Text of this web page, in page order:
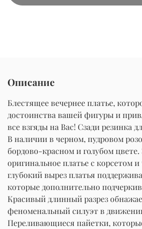
Описание
Блестящее вечернее платье,
достоинства вашей фигуры и
все взгяды на Вас! Сзади резинка
В наличии в черном, пудровом
бордово-красном и голубом
оригинальное платье с корсетом
глубокий вырез платья
которые дополнительно
Красивый длинный разрез
феноменальный силуэт в
Переливающиеся пайетки,